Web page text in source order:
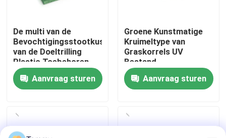
Over Ons
Fabriekstour
Kwaliteitscontrole
Nieuws
De multi van de
Bevochtigingsstootkussens
van de Doeltrilling
Plastic Toebehoren
voor Kunstmatig Gras
Aanvraag sturen
Groene Kunstmatige
Kruimeltype van
Graskorrels UV
Bestand
Rubberkorrels
Aanvraag sturen